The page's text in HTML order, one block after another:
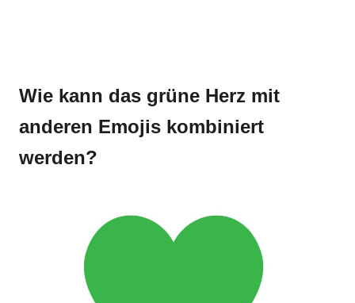
Wie kann das grüne Herz mit
anderen Emojis kombiniert
werden?